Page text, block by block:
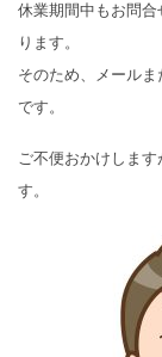
休業期間中もお問
ります。
そのため、メール
です。
ご不便おかけしま
す。